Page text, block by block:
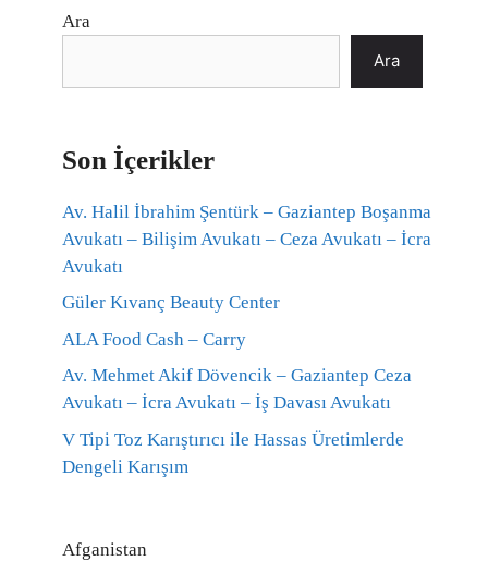
Ara
Ara
Son İçerikler
Av. Halil İbrahim Şentürk – Gaziantep Boşanma
Avukatı – Bilişim Avukatı – Ceza Avukatı – İcra
Avukatı
Güler Kıvanç Beauty Center
ALA Food Cash – Carry
Av. Mehmet Akif Dövencik – Gaziantep Ceza
Avukatı – İcra Avukatı – İş Davası Avukatı
V Tipi Toz Karıştırıcı ile Hassas Üretimlerde
Dengeli Karışım
Afganistan